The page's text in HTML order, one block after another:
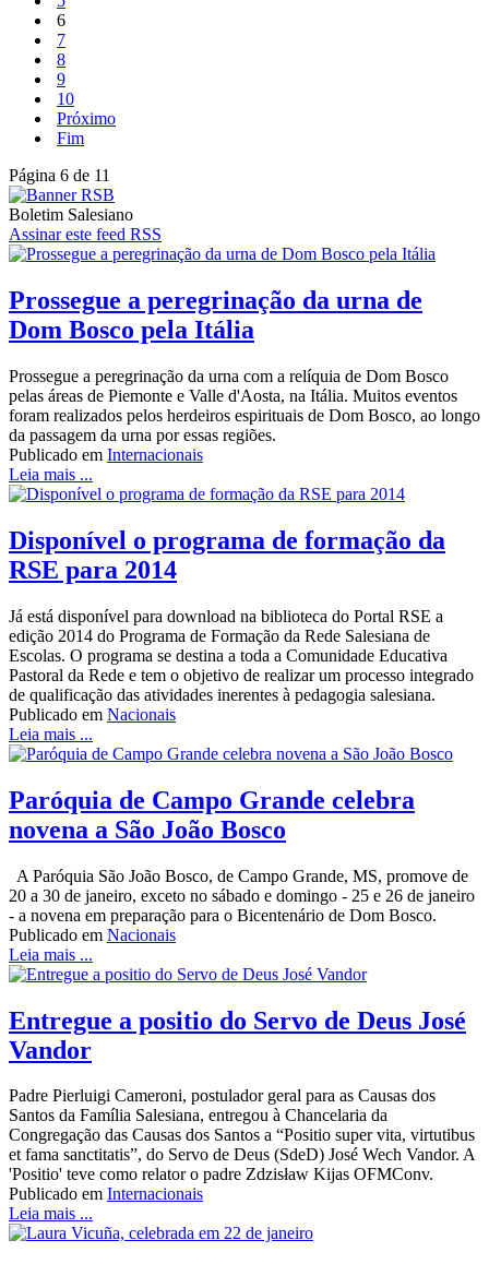
6
7
8
9
10
Próximo
Fim
Página 6 de 11
Boletim Salesiano
Assinar este feed RSS
Prossegue a peregrinação da urna de
Dom Bosco pela Itália
Prossegue a peregrinação da urna com a relíquia de Dom Bosco
pelas áreas de Piemonte e Valle d'Aosta, na Itália. Muitos eventos
foram realizados pelos herdeiros espirituais de Dom Bosco, ao longo
da passagem da urna por essas regiões.
Publicado em Internacionais
Leia mais ...
Disponível o programa de formação da
RSE para 2014
Já está disponível para download na biblioteca do Portal RSE a
edição 2014 do Programa de Formação da Rede Salesiana de
Escolas. O programa se destina a toda a Comunidade Educativa
Pastoral da Rede e tem o objetivo de realizar um processo integrado
de qualificação das atividades inerentes à pedagogia salesiana.
Publicado em Nacionais
Leia mais ...
Paróquia de Campo Grande celebra
novena a São João Bosco
A Paróquia São João Bosco, de Campo Grande, MS, promove de
20 a 30 de janeiro, exceto no sábado e domingo - 25 e 26 de janeiro
- a novena em preparação para o Bicentenário de Dom Bosco.
Publicado em Nacionais
Leia mais ...
Entregue a positio do Servo de Deus José
Vandor
Padre Pierluigi Cameroni, postulador geral para as Causas dos
Santos da Família Salesiana, entregou à Chancelaria da
Congregação das Causas dos Santos a “Positio super vita, virtutibus
et fama sanctitatis”, do Servo de Deus (SdeD) José Wech Vandor. A
'Positio' teve como relator o padre Zdzisław Kijas OFMConv.
Publicado em Internacionais
Leia mais ...